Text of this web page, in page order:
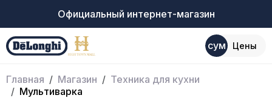
Официальный интернет-магазин
сум Цены
Главная Магазин
Техника для кухни
Мультиварка